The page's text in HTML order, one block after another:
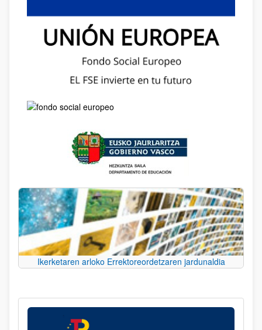
Ikerketaren arloko Errektoreordetzaren jardunaldia